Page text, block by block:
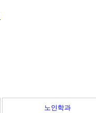
노인학과